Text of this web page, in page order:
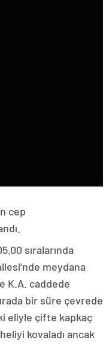
cep
sıralarında
meydana
K.A. caddede
bir süre çevrede
eliyle çifte kapkaç
kovaladı ancak